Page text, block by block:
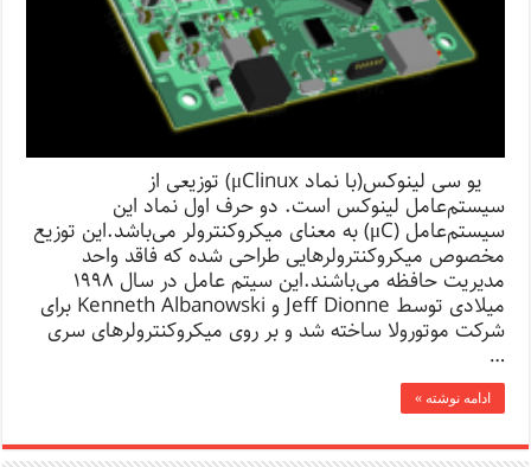
یو سی لینوکس(با نماد μClinux) توزیعی از
سیستم‌عامل لینوکس است. دو حرف اول نماد این
سیستم‌عامل (μC) به معنای میکروکنترولر می‌باشد.این توزیع
مخصوص میکروکنترولرهایی طراحی شده که فاقد واحد
مدیریت حافظه می‌باشند.این سیتم عامل در سال ۱۹۹۸
میلادی توسط Jeff Dionne و Kenneth Albanowski برای
شرکت موتورولا ساخته شد و بر روی میکروکنترولرهای سری
…
ادامه نوشته »